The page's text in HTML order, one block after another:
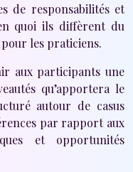
de responsabilités et
quoi ils diffèrent du
les praticiens.
aux participants une
qu’apportera le
autour de casus
par rapport aux
et opportunités